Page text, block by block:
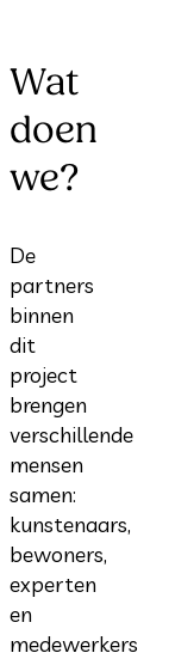
Wat
doen
we?
De
partners
binnen
dit
project
brengen
verschillende
mensen
samen:
kunstenaars,
bewoners,
experten
en
medewerkers